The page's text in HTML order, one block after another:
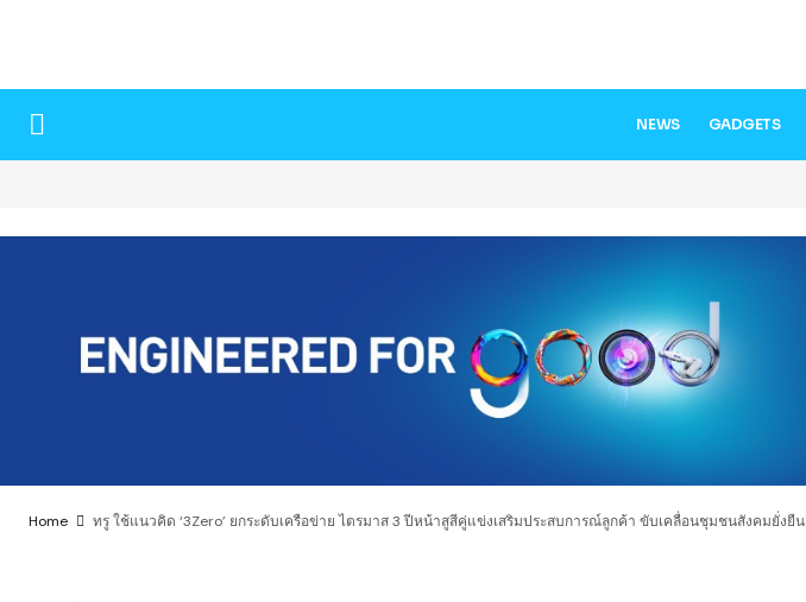
NEWS GADGETS
Home ทรู ใช้แนวคิด ‘3Zero’ ยกระดับเครือข่าย ไตรมาส 3 ปีหน้าสูสีคู่แข่งเสริมประสบการณ์ลูกค้า ขับเคลื่อนชุมชนสังคมยั่งยืน